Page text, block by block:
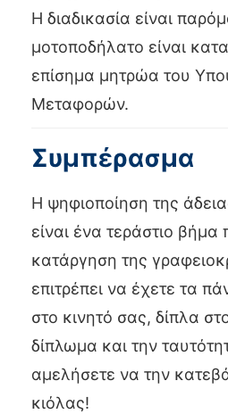
Η διαδικασία είναι
μοτοποδήλατο είναι
επίσημα μητρώα του
Μεταφορών.
Συμπέρασμα
Η ψηφιοποίηση της
είναι ένα τεράστιο βήμα
κατάργηση της
επιτρέπει να έχετε τα
στο κινητό σας, δίπλα
δίπλωμα και την
αμελήσετε να την
κιόλας!